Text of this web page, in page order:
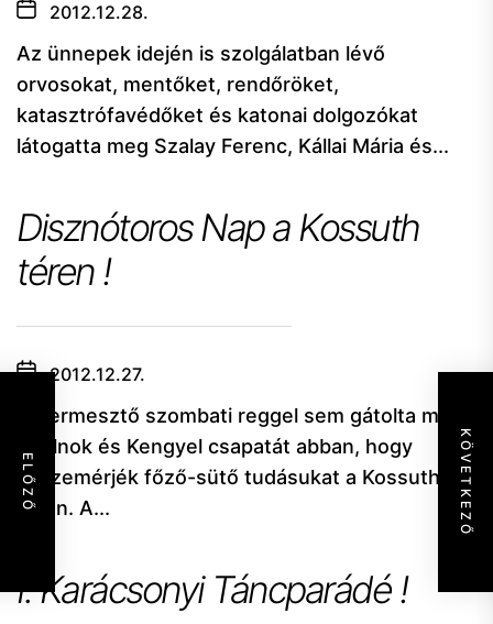
ELŐZŐ KÖVETKEZŐ
2012.12.28.
Az ünnepek idején is szolgálatban lévő
orvosokat, mentőket, rendőröket,
katasztrófavédőket és katonai dolgozókat
látogatta meg Szalay Ferenc, Kállai Mária és...
Disznótoros Nap a Kossuth
téren !
2012.12.27.
A dermesztő szombati reggel sem gátolta meg
Szolnok és Kengyel csapatát abban, hogy
összemérjék főző-sütő tudásukat a Kossuth
téren. A...
I. Karácsonyi Táncparádé !